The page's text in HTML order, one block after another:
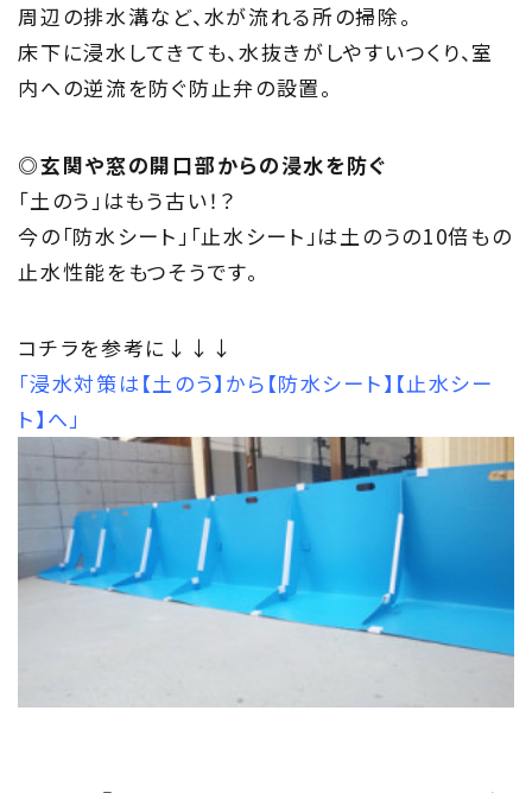
周辺の排水溝など、水が流れる所の掃除。
床下に浸水してきても、水抜きがしやすいつくり、室
内への逆流を防ぐ防止弁の設置。
◎玄関や窓の開口部からの浸水を防ぐ
「土のう」はもう古い！？
今の「防水シート」「止水シート」は土のうの10倍もの
止水性能をもつそうです。
コチラを参考に↓↓↓
「浸水対策は【土のう】から【防水シート】【止水シー
ト】へ」